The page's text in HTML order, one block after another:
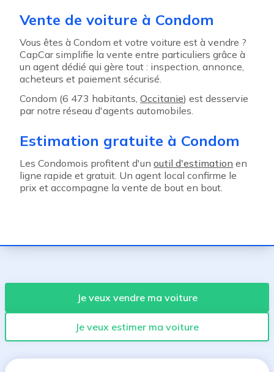
Vente de voiture à Condom
Vous êtes à Condom et votre voiture est à vendre ?
CapCar simplifie la vente entre particuliers grâce à
un agent dédié qui gère tout : inspection, annonce,
acheteurs et paiement sécurisé.
Condom (6 473 habitants, Occitanie) est desservie
par notre réseau d'agents automobiles.
Estimation gratuite à Condom
Les Condomois profitent d'un outil d'estimation en
ligne rapide et gratuit. Un agent local confirme le
prix et accompagne la vente de bout en bout.
Je veux vendre ma voiture
Je veux estimer ma voiture